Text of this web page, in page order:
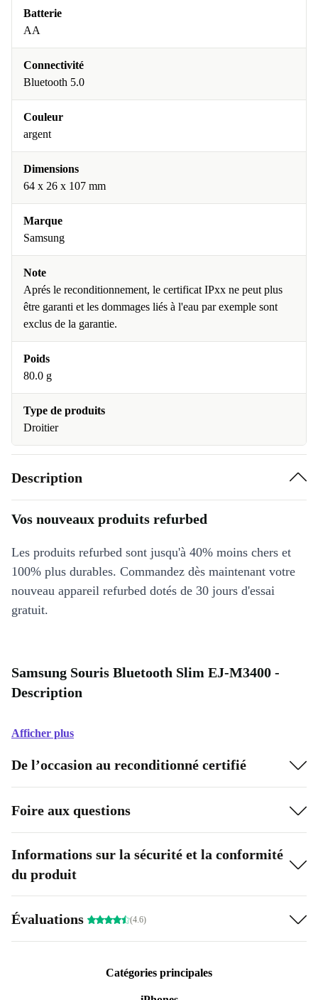
Batterie
AA
Connectivité
Bluetooth 5.0
Couleur
argent
Dimensions
64 x 26 x 107 mm
Marque
Samsung
Note
Aprés le reconditionnement, le certificat IPxx ne peut plus
être garanti et les dommages liés à l'eau par exemple sont
exclus de la garantie.
Poids
80.0 g
Type de produits
Droitier
Description
Vos nouveaux produits refurbed
Les produits refurbed sont jusqu'à 40% moins chers et
100% plus durables. Commandez dès maintenant votre
nouveau appareil refurbed dotés de 30 jours d'essai
gratuit.
Samsung Souris Bluetooth Slim EJ-M3400 -
Description
Afficher plus
De l’occasion au reconditionné certifié
Foire aux questions
Informations sur la sécurité et la conformité
du produit
Évaluations (4.6)
Catégories principales